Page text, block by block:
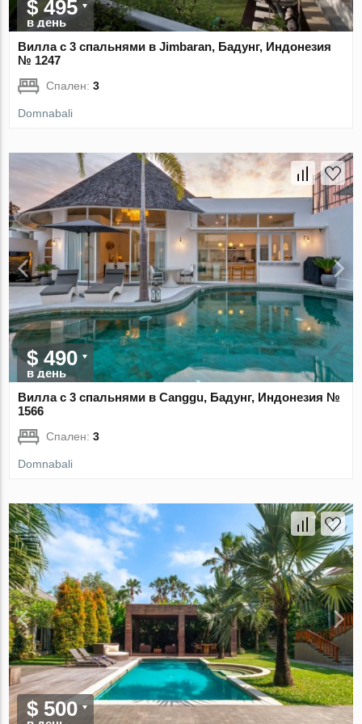
$ 495
в день
Вилла с 3 спальнями в Jimbaran, Бадунг, Индонезия
№ 1247
Спален:3
Domnabali
$ 490
в день
Вилла с 3 спальнями в Canggu, Бадунг, Индонезия №
1566
Спален:3
Domnabali
$ 500